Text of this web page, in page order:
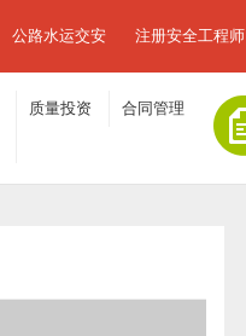
公路水运交安 注册安全工程师
质量投资 合同管理